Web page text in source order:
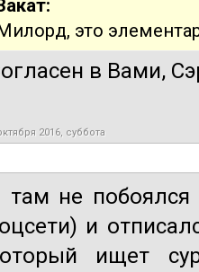
это
в Вами,
2016, суббота
там не побоялся
и
ищет